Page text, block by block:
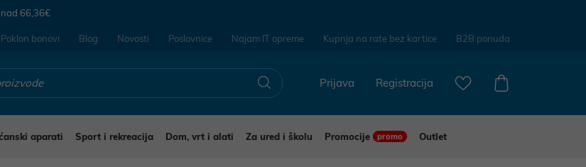
66,36€
Poklon bonovi Blog Novosti Poslovnice Najam IT opreme Kupnja na rate bez kartice B2B ponuda
Registracija
Prijava
aparati Sport i rekreacija Dom, vrt i alati Za ured i školu Promocije promo
Outlet